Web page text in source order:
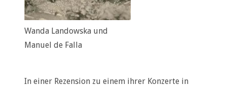
Wanda Landowska und
Manuel de Falla
In einer Rezension zu einem ihrer Konzerte in